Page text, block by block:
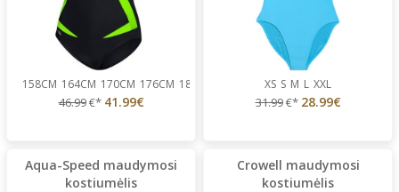
158CM 164CM 170CM 176CM 180 CM
46.99€* 41.99€
XS S M L XXL
31.99€* 28.99€
Aqua-Speed maudymosi
kostiumėlis
Crowell maudymosi
kostiumėlis